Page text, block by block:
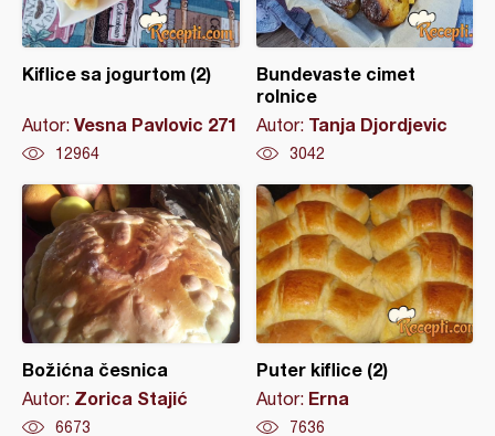
Kiflice sa jogurtom (2)
Autor: Vesna Pavlovic 271
12964
Bundevaste cimet
rolnice
Autor: Tanja Djordjevic
3042
Božićna česnica
Autor: Zorica Stajić
6673
Puter kiflice (2)
Autor: Erna
7636